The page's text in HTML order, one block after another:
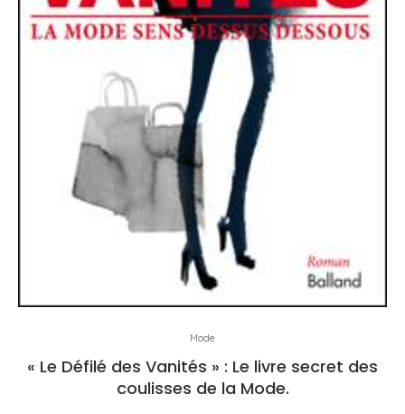
Mode
« Le Défilé des Vanités » : Le livre secret des
coulisses de la Mode.